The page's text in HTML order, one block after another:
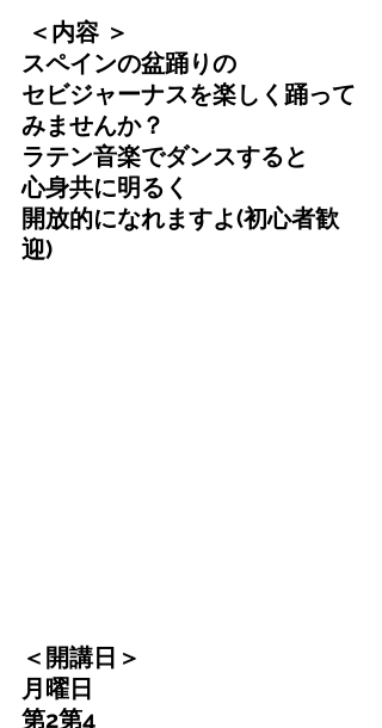
＜内容 ＞
スペインの盆踊りの
セビジャーナスを楽しく踊って
みませんか？
ラテン音楽でダンスすると
心身共に明るく
開放的になれますよ(初心者歓
迎)
＜開講日＞
月曜日
第2第4